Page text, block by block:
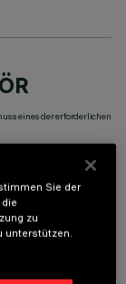
eines der erforderlichen
Sie der
zu
unterstützen.